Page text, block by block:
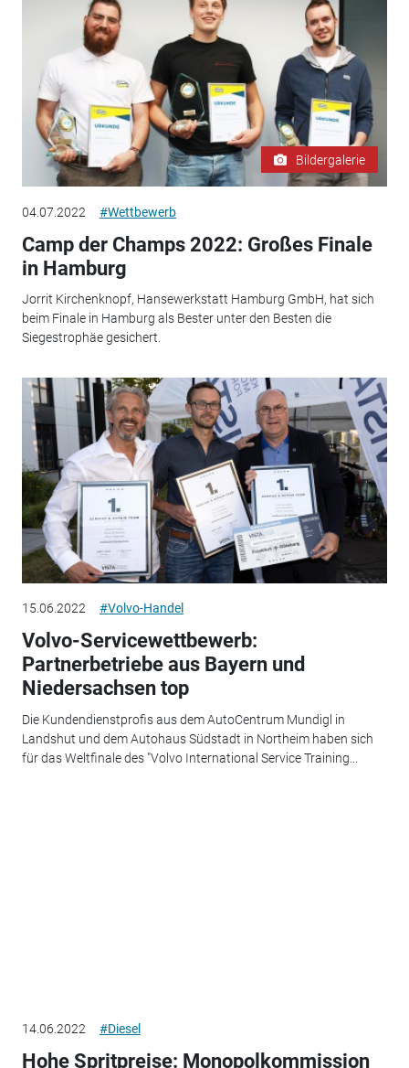
Bildergalerie
04.07.2022 #Wettbewerb
Camp der Champs 2022: Großes Finale
in Hamburg
Jorrit Kirchenknopf, Hansewerkstatt Hamburg GmbH, hat sich
beim Finale in Hamburg als Bester unter den Besten die
Siegestrophäe gesichert.
15.06.2022 #Volvo-Handel
Volvo-Servicewettbewerb:
Partnerbetriebe aus Bayern und
Niedersachsen top
Die Kundendienstprofis aus dem AutoCentrum Mundigl in
Landshut und dem Autohaus Südstadt in Northeim haben sich
für das Weltfinale des "Volvo International Service Training...
14.06.2022 #Diesel
Hohe Spritpreise: Monopolkommission